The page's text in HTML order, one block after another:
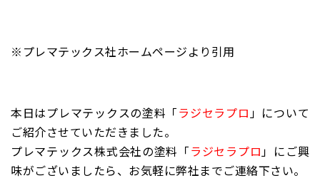
※プレマテックス社ホームページより引用
本日はプレマテックスの塗料 「ラジセラプロ」 について
ご紹介させていただきました。
プレマテックス株式会社の塗料 「ラジセラプロ」 にご興
味がございましたら、お気軽に弊社までご連絡下さい。